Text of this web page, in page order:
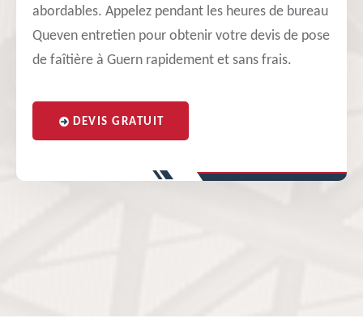
abordables. Appelez pendant les heures de bureau
Queven entretien pour obtenir votre devis de pose
de faîtière à Guern rapidement et sans frais.
DEVIS GRATUIT